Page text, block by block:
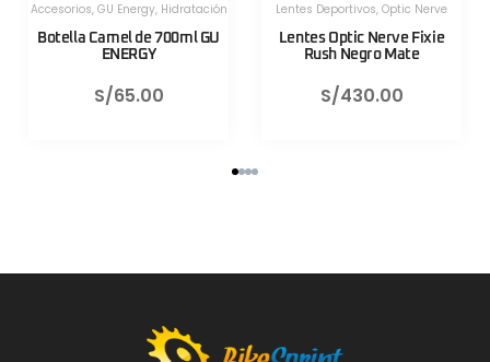
Herramientas,
Válvula CNC TLR Valve pro
S/130.00
Herramientas ,
Válvula CNC TLR Valve pro
S/130.00